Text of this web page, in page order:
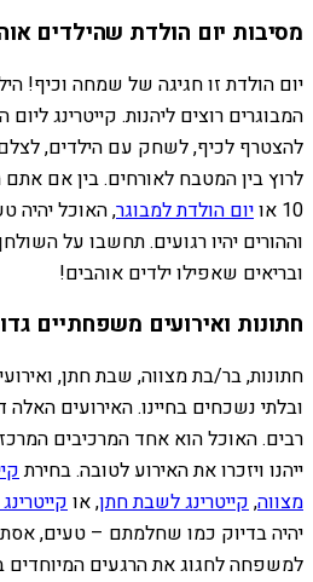
מסיבות יום הולדת שהילדים
יום הולדת זו חגיגה של שמחה וכיף!
המבוגרים רוצים ליהנות. קייטרינג
להצטרף לכיף, לשחק עם הילדים,
לרוץ בין המטבח לאורחים. בין אם אתם
10 או
יום הולדת למבוגר, האוכל יהיה
וההורים יהיו רגועים. תחשבו על
ובריאים שאפילו ילדים אוהבים!
חתונות ואירועים משפחתיים
חתונות, בר/בת מצווה, שבת חתן,
ובלתי נשכחים בחיינו. האירועים האלה
רבים. האוכל הוא אחד המרכיבים
ייהנו ויזכרו את האירוע לטובה. בחירת
מצווה,קייטרינג לשבת חתן, או
יהיה בדיוק כמו שחלמתם – טעים,
למשפחה לחגוג את הרגעים המיוחדים